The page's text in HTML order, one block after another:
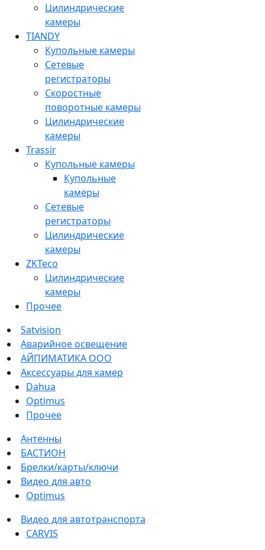
Цилиндрические
камеры
TIANDY
Купольные камеры
Сетевые
регистраторы
Скоростные
поворотные камеры
Цилиндрические
камеры
Trassir
Купольные камеры
Купольные
камеры
Сетевые
регистраторы
Цилиндрические
камеры
ZKTeco
Цилиндрические
камеры
Прочее
Satvision
Аварийное освещение
АЙПИМАТИКА ООО
Аксессуары для камер
Dahua
Optimus
Прочее
Антенны
БАСТИОН
Брелки/карты/ключи
Видео для авто
Optimus
Видео для автотранспорта
CARVIS